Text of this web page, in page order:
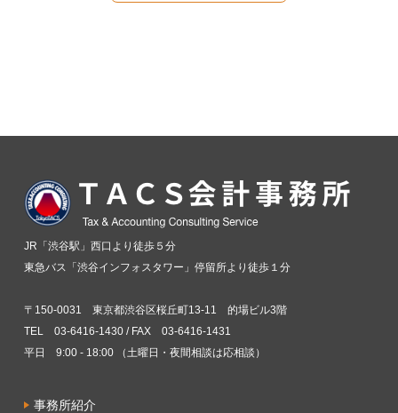
JR「渋谷駅」西口より徒歩５分
東急バス「渋谷インフォスタワー」停留所より徒歩１分
〒150-0031 東京都渋谷区桜丘町13-11 的場ビル3階
TEL 03-6416-1430 / FAX 03-6416-1431
平日 9:00 - 18:00 （土曜日・夜間相談は応相談）
事務所紹介